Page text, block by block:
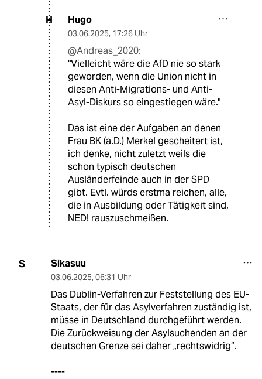
H Hugo
03.06.2025, 17:26 Uhr
@Andreas_2020:
"Vielleicht wäre die AfD nie so stark
geworden, wenn die Union nicht in
diesen Anti-Migrations- und Anti-
Asyl-Diskurs so eingestiegen wäre."
Das ist eine der Aufgaben an denen
Frau BK (a.D.) Merkel gescheitert ist,
ich denke, nicht zuletzt weils die
schon typisch deutschen
Ausländerfeinde auch in der SPD
gibt. Evtl. würds erstma reichen, alle,
die in Ausbildung oder Tätigkeit sind,
NED! rauszuschmeißen.
S Sikasuu
03.06.2025, 06:31 Uhr
Das Dublin-Verfahren zur Feststellung des EU-
Staats, der für das Asylverfahren zuständig ist,
müsse in Deutschland durchgeführt werden.
Die Zurückweisung der Asylsuchenden an der
deutschen Grenze sei daher „rechtswidrig“.
----